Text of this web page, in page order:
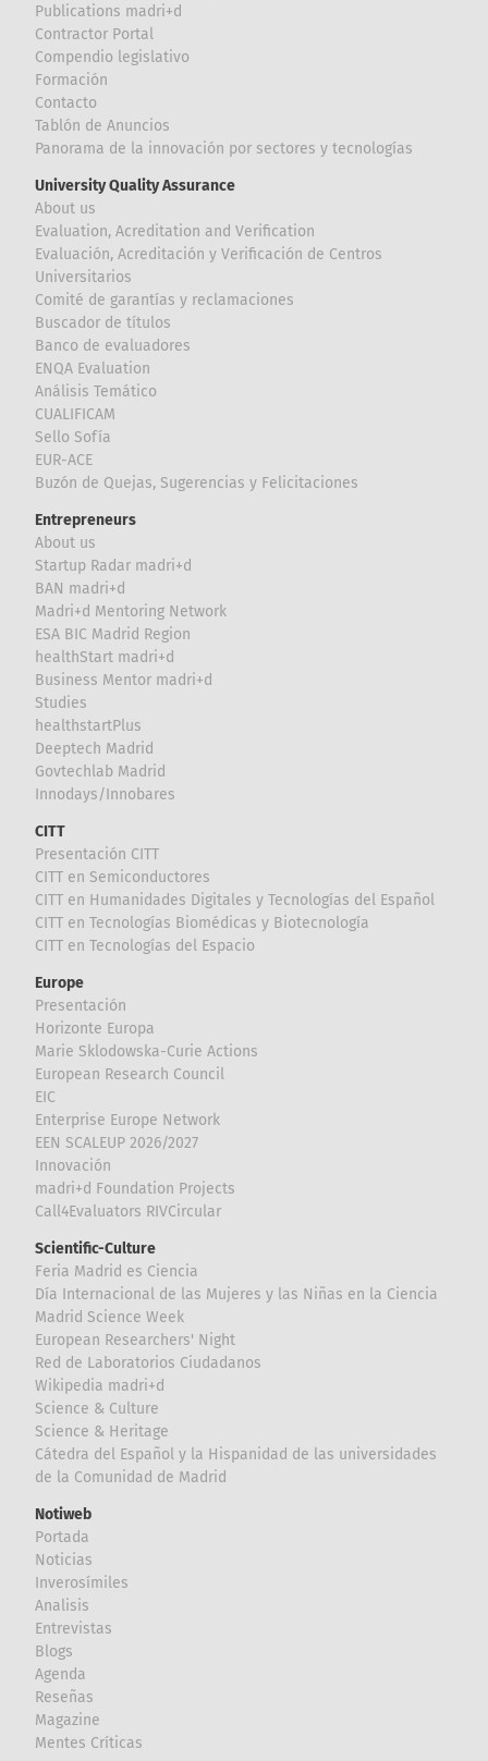
Publications madri+d
Contractor Portal
Compendio legislativo
Formación
Contacto
Tablón de Anuncios
Panorama de la innovación por sectores y tecnologías
University Quality Assurance
About us
Evaluation, Acreditation and Verification
Evaluación, Acreditación y Verificación de Centros
Universitarios
Comité de garantías y reclamaciones
Buscador de títulos
Banco de evaluadores
ENQA Evaluation
Análisis Temático
CUALIFICAM
Sello Sofía
EUR-ACE
Buzón de Quejas, Sugerencias y Felicitaciones
Entrepreneurs
About us
Startup Radar madri+d
BAN madri+d
Madri+d Mentoring Network
ESA BIC Madrid Region
healthStart madri+d
Business Mentor madri+d
Studies
healthstartPlus
Deeptech Madrid
Govtechlab Madrid
Innodays/Innobares
CITT
Presentación CITT
CITT en Semiconductores
CITT en Humanidades Digitales y Tecnologías del Español
CITT en Tecnologías Biomédicas y Biotecnología
CITT en Tecnologías del Espacio
Europe
Presentación
Horizonte Europa
Marie Sklodowska-Curie Actions
European Research Council
EIC
Enterprise Europe Network
EEN SCALEUP 2026/2027
Innovación
madri+d Foundation Projects
Call4Evaluators RIVCircular
Scientific-Culture
Feria Madrid es Ciencia
Día Internacional de las Mujeres y las Niñas en la Ciencia
Madrid Science Week
European Researchers' Night
Red de Laboratorios Ciudadanos
Wikipedia madri+d
Science & Culture
Science & Heritage
Cátedra del Español y la Hispanidad de las universidades
de la Comunidad de Madrid
Notiweb
Portada
Noticias
Inverosímiles
Analisis
Entrevistas
Blogs
Agenda
Reseñas
Magazine
Mentes Críticas